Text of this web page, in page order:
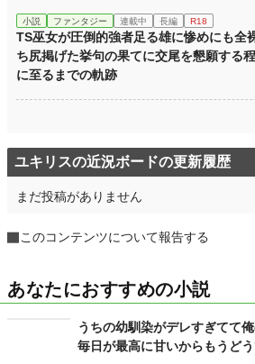
小説 ファンタジー 連載中 長編 R18
TS巫女が圧倒的強者足る雄に惨めにも全
ち尻掲げた挙句の果てに交尾を懇願する
に至るまでの軌跡
ユキリスの近況ボードの更新履歴
まだ投稿がありません
このコンテンツについて報告する
あなたにおすすめの小説
うちの幼馴染がデレすぎてて
毎日が最高に甘いからもうど